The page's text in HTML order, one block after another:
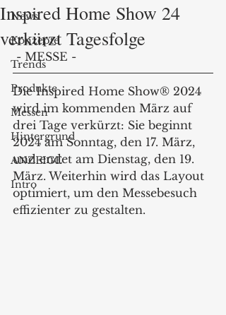
News
Konzepte
Trends
Produkte
Messen
Hintergrund
ANZEIGE
Intro
Inspired Home Show 24
verkürzt Tagesfolge
- MESSE -
Die Inspired Home Show® 2024
wird im kommenden März auf
drei Tage verkürzt: Sie beginnt
2024 am Sonntag, den 17. März,
und endet am Dienstag, den 19.
März. Weiterhin wird das Layout
optimiert, um den Messebesuch
effizienter zu gestalten.